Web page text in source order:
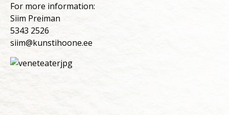
For more information:
Siim Preiman
5343 2526
siim@kunstihoone.ee